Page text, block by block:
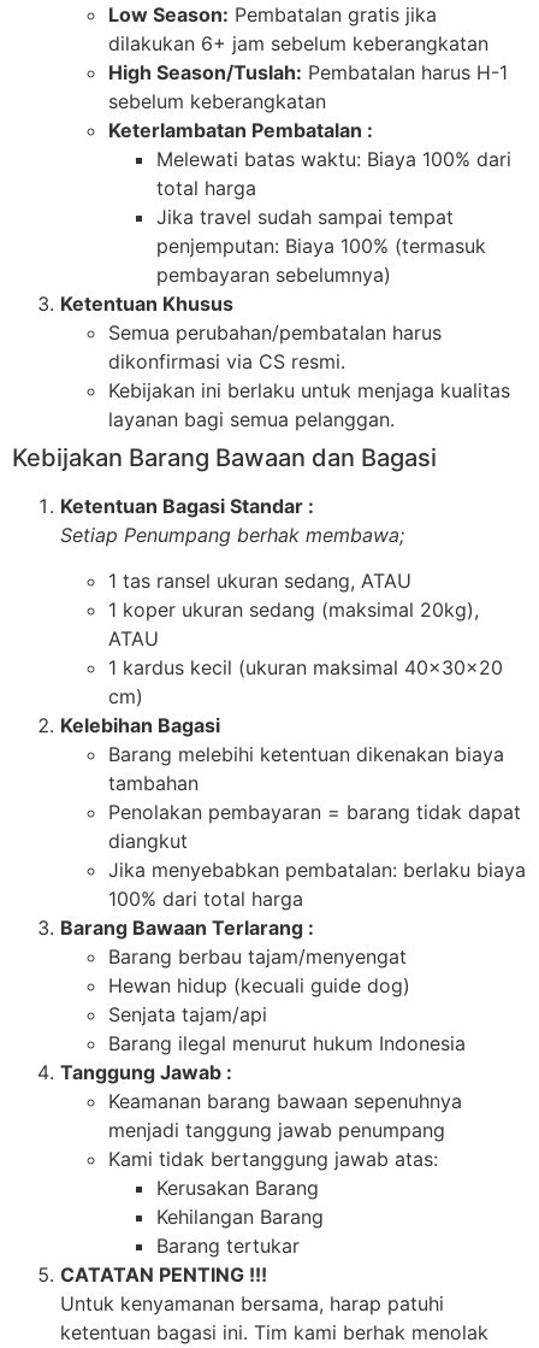
Low Season: Pembatalan gratis jika
dilakukan 6+ jam sebelum keberangkatan
High Season/Tuslah: Pembatalan harus H-1
sebelum keberangkatan
Keterlambatan Pembatalan :
Melewati batas waktu: Biaya 100% dari
total harga
Jika travel sudah sampai tempat
penjemputan: Biaya 100% (termasuk
pembayaran sebelumnya)
Ketentuan Khusus
Semua perubahan/pembatalan harus
dikonfirmasi via CS resmi.
Kebijakan ini berlaku untuk menjaga kualitas
layanan bagi semua pelanggan.
Kebijakan Barang Bawaan dan Bagasi
Ketentuan Bagasi Standar :
Setiap Penumpang berhak membawa;
1 tas ransel ukuran sedang, ATAU
1 koper ukuran sedang (maksimal 20kg),
ATAU
1 kardus kecil (ukuran maksimal 40x30x20
cm)
Kelebihan Bagasi
Barang melebihi ketentuan dikenakan biaya
tambahan
Penolakan pembayaran = barang tidak dapat
diangkut
Jika menyebabkan pembatalan: berlaku biaya
100% dari total harga
Barang Bawaan Terlarang :
Barang berbau tajam/menyengat
Hewan hidup (kecuali guide dog)
Senjata tajam/api
Barang ilegal menurut hukum Indonesia
Tanggung Jawab :
Keamanan barang bawaan sepenuhnya
menjadi tanggung jawab penumpang
Kami tidak bertanggung jawab atas:
Kerusakan Barang
Kehilangan Barang
Barang tertukar
CATATAN PENTING !!!
Untuk kenyamanan bersama, harap patuhi
ketentuan bagasi ini. Tim kami berhak menolak